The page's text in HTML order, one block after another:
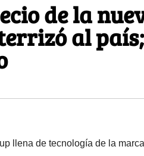
de la
al
llena de tecnología de la